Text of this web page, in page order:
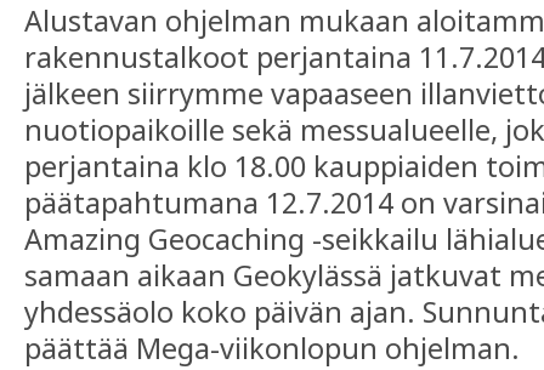
Alustavan ohjelman mukaan
rakennustalkoot perjantaina
jälkeen siirrymme vapaaseen
nuotiopaikoille sekä messualueelle,
perjantaina klo 18.00 kauppiaiden
päätapahtumana 12.7.2014 on
Amazing Geocaching -seikkailu
samaan aikaan Geokylässä jatkuvat
yhdessäolo koko päivän ajan.
päättää Mega-viikonlopun ohjelman.